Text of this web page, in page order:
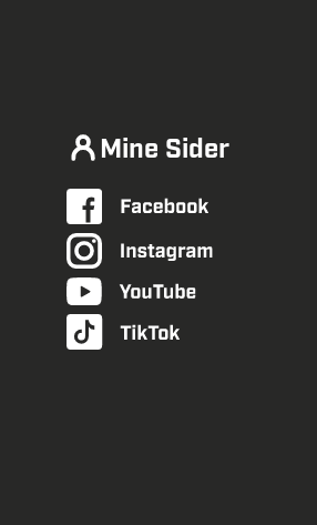
Mine Sider